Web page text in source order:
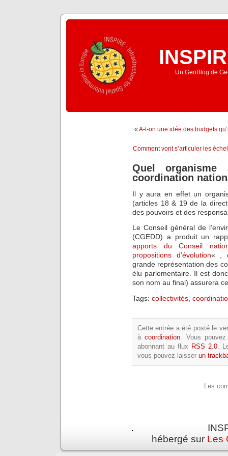
Un GeoBlog de
« A-t-on une idée des budgets
Comment vont s’articuler les
Quel
coordination
Il y aura en effet un
(articles 18 & 19 de la
des pouvoirs et des
Le Conseil général de
(CGEDD) a produit un
apports du Conseil
propositions d’évolution« ,
grande représentation des
élu parlementaire. Il est
son nom au final) assurera
Tags: collectivités
Cette entrée a été posté le
àcoordination . Vous
abonnant au flux RSS 2.0 .
vous pouvez laisser un
Les
hébergé sur Les